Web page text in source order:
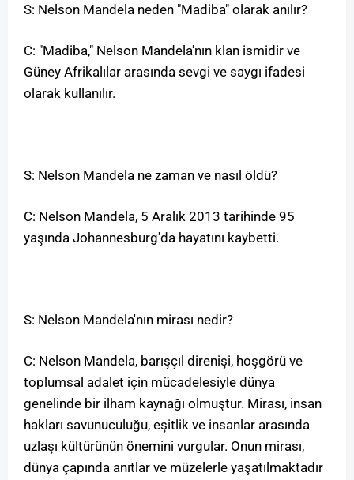
S: Nelson Mandela neden "Madiba" olarak anılır?
C: "Madiba," Nelson Mandela'nın klan ismidir ve
Güney Afrikalılar arasında sevgi ve saygı ifadesi
olarak kullanılır.
S: Nelson Mandela ne zaman ve nasıl öldü?
C: Nelson Mandela, 5 Aralık 2013 tarihinde 95
yaşında Johannesburg'da hayatını kaybetti.
S: Nelson Mandela'nın mirası nedir?
C: Nelson Mandela, barışçıl direnişi, hoşgörü ve
toplumsal adalet için mücadelesiyle dünya
genelinde bir ilham kaynağı olmuştur. Mirası, insan
hakları savunuculuğu, eşitlik ve insanlar arasında
uzlaşı kültürünün önemini vurgular. Onun mirası,
dünya çapında anıtlar ve müzelerle yaşatılmaktadır